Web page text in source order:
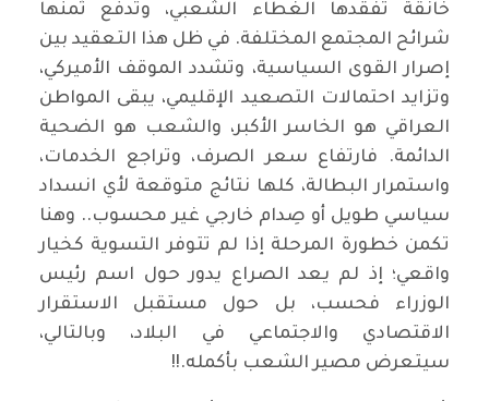
خانقة تُفقدها الغطاء الشعبي، وتدفع ثمنها
شرائح المجتمع المختلفة. في ظل هذا التعقيد بين
إصرار القوى السياسية، وتشدد الموقف الأميركي،
وتزايد احتمالات التصعيد الإقليمي، يبقى المواطن
العراقي هو الخاسر الأكبر، والشعب هو الضحية
الدائمة. فارتفاع سعر الصرف، وتراجع الخدمات،
واستمرار البطالة، كلها نتائج متوقعة لأي انسداد
سياسي طويل أو صِدام خارجي غير محسوب.. وهنا
تكمن خطورة المرحلة إذا لم تتوفر التسوية كخيار
واقعي؛ إذ لم يعد الصراع يدور حول اسم رئيس
الوزراء فحسب، بل حول مستقبل الاستقرار
الاقتصادي والاجتماعي في البلاد، وبالتالي،
سيتعرض مصير الشعب بأكمله.!!